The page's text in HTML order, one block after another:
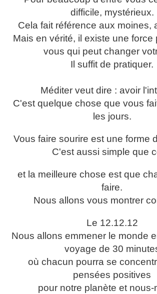
difficile, mystérieux.
Cela fait référence aux moines,
Mais en vérité, il existe une force
vous qui peut changer
Il suffit de pratiquer.
Méditer veut dire : avoir
C'est quelque chose que vous
les jours.
Vous faire sourire est une forme
C'est aussi simple que
et la meilleure chose est que
faire.
Nous allons vous montrer
Le 12.12.12
Nous allons emmener le monde
voyage de 30
où chacun pourra se
pensées positives
pour notre planète et nous-